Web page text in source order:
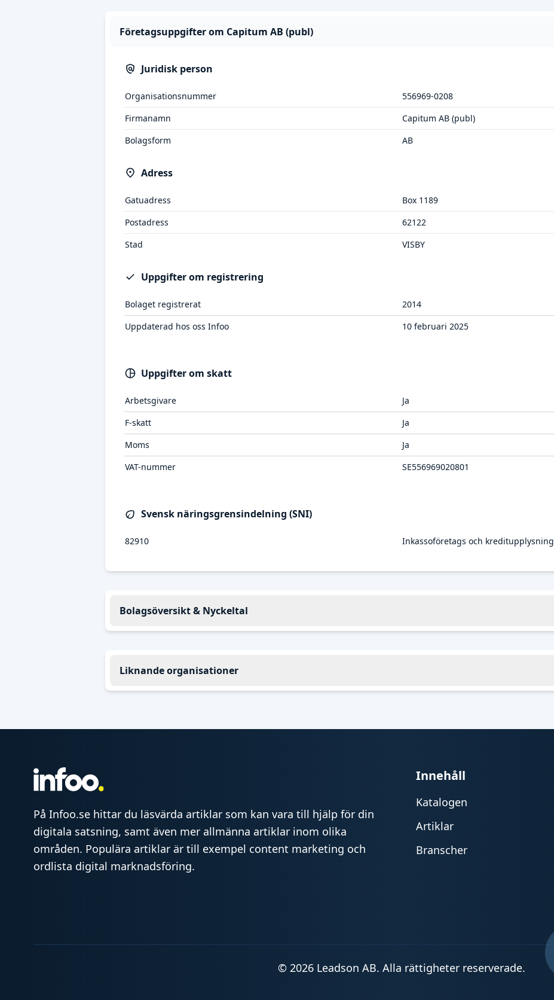
Företagsuppgifter om Capitum AB (publ)
Juridisk person
Organisationsnummer
556969-0208
Firmanamn
Capitum AB (publ)
Bolagsform
AB
Adress
Gatuadress
Box 1189
Postadress
62122
Stad
VISBY
Uppgifter om registrering
Bolaget registrerat
2014
Uppdaterad hos oss Infoo
10 februari 2025
Uppgifter om skatt
Arbetsgivare
Ja
F-skatt
Ja
Moms
Ja
VAT-nummer
SE556969020801
Svensk näringsgrensindelning (SNI)
82910 Inkassoföretags och
Bolagsöversikt & Nyckeltal
Liknande organisationer
På Infoo.se hittar du läsvärda artiklar som kan vara till hjälp för din
digitala satsning, samt även mer allmänna artiklar inom olika
områden. Populära artiklar är till exempel content marketing och
ordlista digital marknadsföring.
Innehåll
Katalogen
Artiklar
Branscher
© 2026 Leadson AB. Alla rättigheter reserverade.